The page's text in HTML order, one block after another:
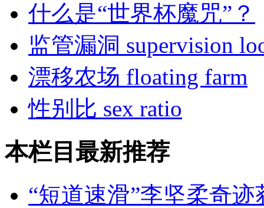
什么是“世界杯魔咒”？
监管漏洞 supervision
漂移农场 floating farm
性别比 sex ratio
本栏目最新推荐
“短道速滑”李坚柔奇迹